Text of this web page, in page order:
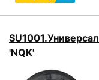
'NQK'